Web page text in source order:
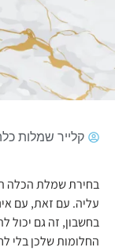
קלייר שמלות
בחירת שמלת הכלה
עליה. עם זאת, עם
בחשבון, זה גם
החלומות שלכן בלי